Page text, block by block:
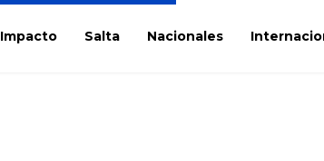
Impacto Salta Nacionales